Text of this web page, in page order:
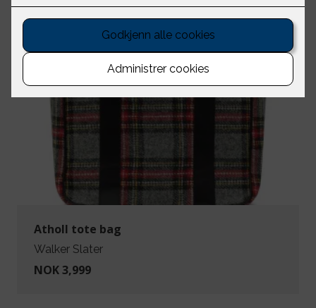
Atholl tote bag
Walker Slater
NOK 3,999